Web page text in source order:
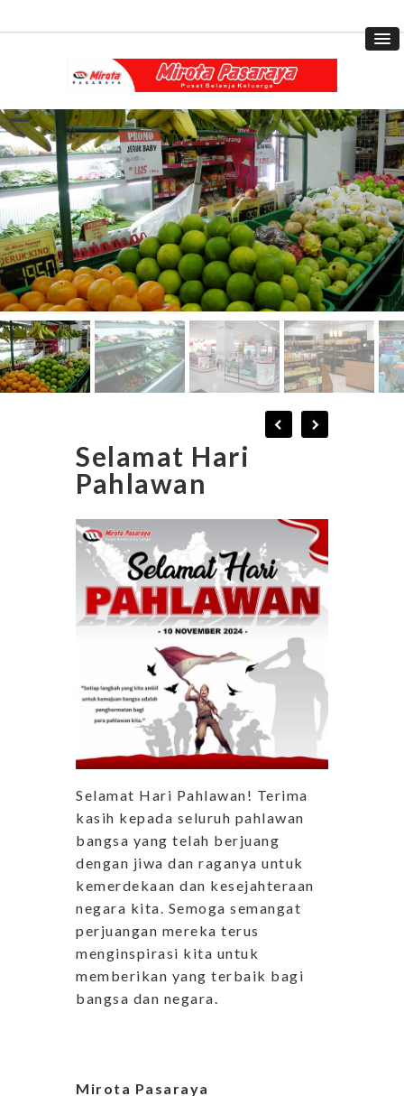
Selamat Hari
Pahlawan
Selamat Hari Pahlawan! Terima
kasih kepada seluruh pahlawan
bangsa yang telah berjuang
dengan jiwa dan raganya untuk
kemerdekaan dan kesejahteraan
negara kita. Semoga semangat
perjuangan mereka terus
menginspirasi kita untuk
memberikan yang terbaik bagi
bangsa dan negara.
Mirota Pasaraya